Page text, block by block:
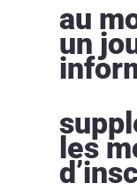
au
un
les